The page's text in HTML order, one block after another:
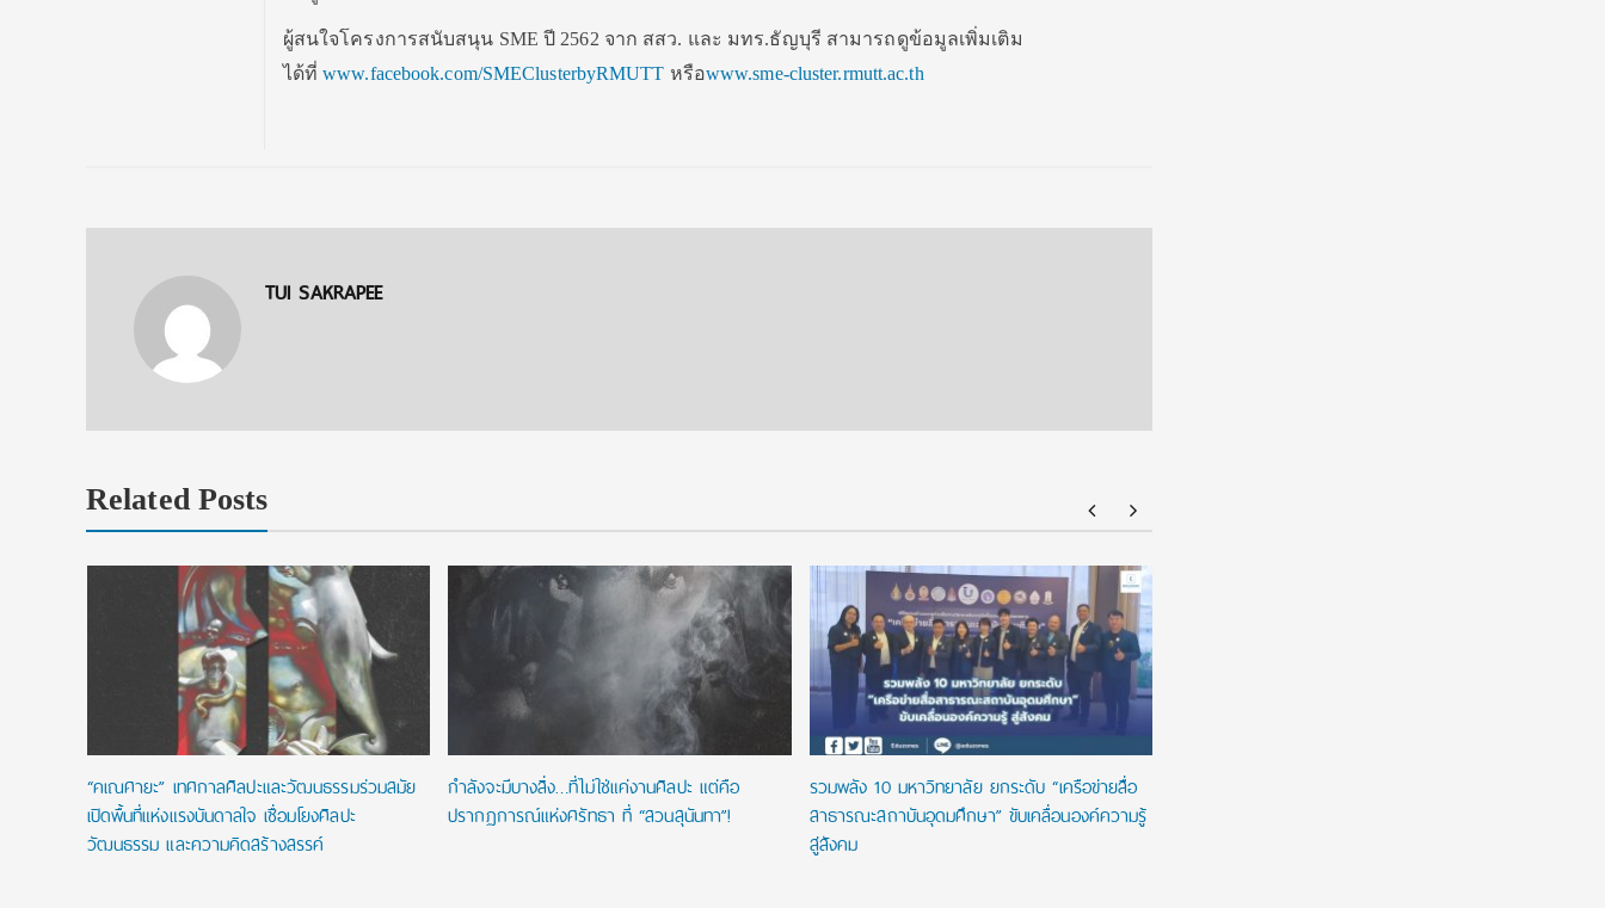
ผู้สนใจโครงการสนับสนุน SME ปี 2562 จาก สสว. และ มทร.ธัญบุรี สามารถดูข้อมูลเพิ่มเติม
ได้ที่www.facebook.com/SMEClusterbyRMUTT หรือwww.sme-cluster.rmutt.ac.th
TUI SAKRAPEE
Related Posts
“คเณศายะ” เทศกาลศิลปะและวัฒนธรรมร่วมสมัย
เปิดพื้นที่แห่งแรงบันดาลใจ เชื่อมโยงศิลปะ
วัฒนธรรม และความคิดสร้างสรรค์
กำลังจะมีบางสิ่ง…ที่ไม่ใช่แค่งานศิลปะ แต่คือ
ปรากฏการณ์แห่งศรัทธา ที่ “สวนสุนันทา”!
รวมพลัง 10 มหาวิทยาลัย ยกระดับ “เครือข่ายสื่อ
สาธารณะสถาบันอุดมศึกษา” ขับเคลื่อนองค์ความรู้
สู่สังคม